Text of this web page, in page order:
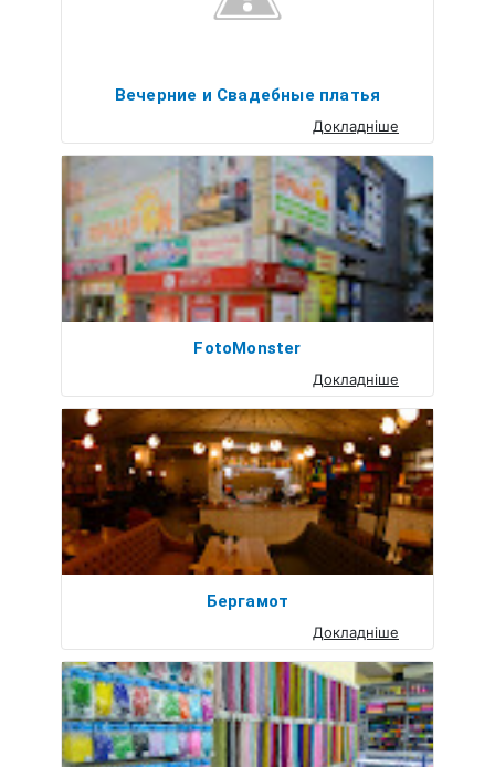
Вечерние и Свадебные платья
Докладніше
FotoMonster
Докладніше
Бергамот
Докладніше